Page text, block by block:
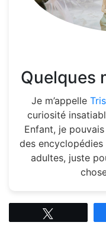
Quelques
Je m’appelle
curiosité
Enfant, je
des
adultes, juste